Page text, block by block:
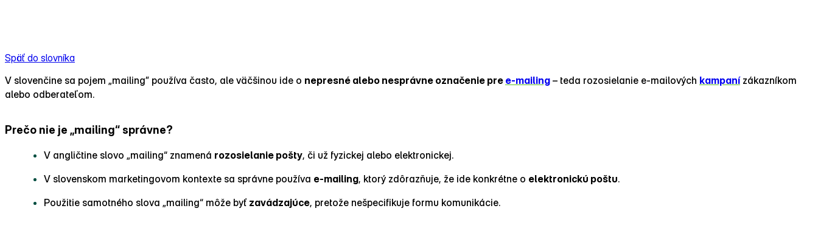
Späť do slovníka
V slovenčine sa pojem „mailing” používa často, ale väčšinou ide o nepresné alebo nesprávne označenie pre e‑mailing – teda rozosielanie e‑mailových kampanízákazníkom
alebo odberateľom.
Prečo nie je „mailing“ správne?
V angličtine slovo „mailing“ znamená rozosielanie pošty, či už fyzickej alebo elektronickej.
V slovenskom marketingovom kontexte sa správne používa e‑mailing, ktorý zdôrazňuje, že ide konkrétne o elektronickú poštu.
Použitie samotného slova „mailing“ môže byť zavádzajúce, pretože nešpecifikuje formu komunikácie.